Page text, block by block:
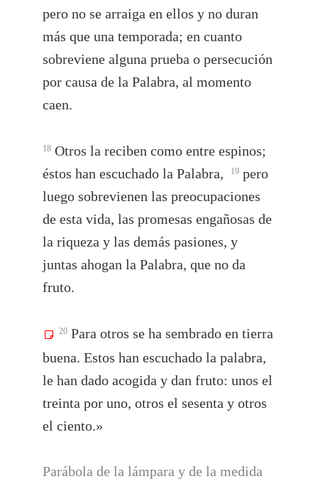
pero no se arraiga en ellos y no duran
más que una temporada; en cuanto
sobreviene alguna prueba o persecución
por causa de la Palabra, al momento
caen.
18 Otros la reciben como entre espinos;
éstos han escuchado la Palabra,
19 pero
luego sobrevienen las preocupaciones
de esta vida, las promesas engañosas de
la riqueza y las demás pasiones, y
juntas ahogan la Palabra, que no da
fruto.
20 Para otros se ha sembrado en tierra
buena. Estos han escuchado la palabra,
le han dado acogida y dan fruto: unos el
treinta por uno, otros el sesenta y otros
el ciento.»
Parábola de la lámpara y de la medida